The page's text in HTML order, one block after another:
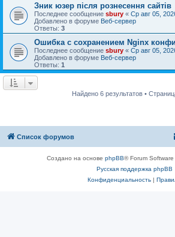
Зник юзер після рознесення сайтів
Последнее сообщение sbury « Ср авг 05,
Добавлено в форуме Веб-сервер
Ответы: 3
Ошибка с сохранением Nginx
Последнее сообщение sbury « Ср авг 05,
Добавлено в форуме Веб-сервер
Ответы: 1
Найдено 6 результатов •
Список форумов
Создано на основе phpBB® Forum
Русская поддержка phpBB
Конфиденциальность|